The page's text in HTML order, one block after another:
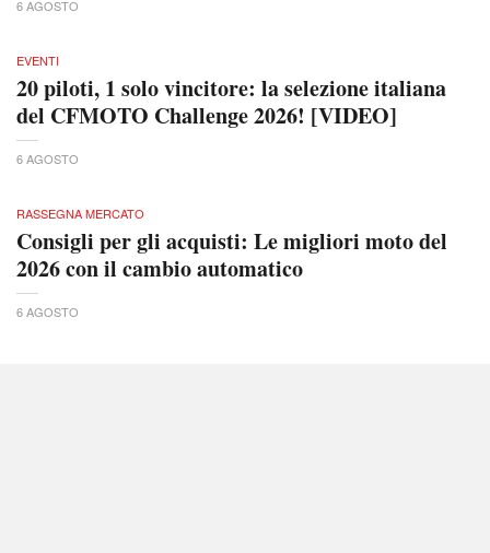
6 AGOSTO
EVENTI
20 piloti, 1 solo vincitore: la selezione italiana
del CFMOTO Challenge 2026! [VIDEO]
6 AGOSTO
RASSEGNA MERCATO
Consigli per gli acquisti: Le migliori moto del
2026 con il cambio automatico
6 AGOSTO